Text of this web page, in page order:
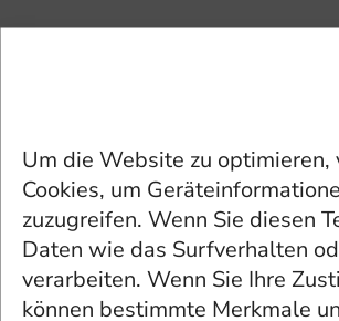
Um die Website zu
Cookies, um
zuzugreifen. Wenn Sie diesen
Daten wie das Surfverhalten
verarbeiten. Wenn Sie Ihre
können bestimmte Merkmale